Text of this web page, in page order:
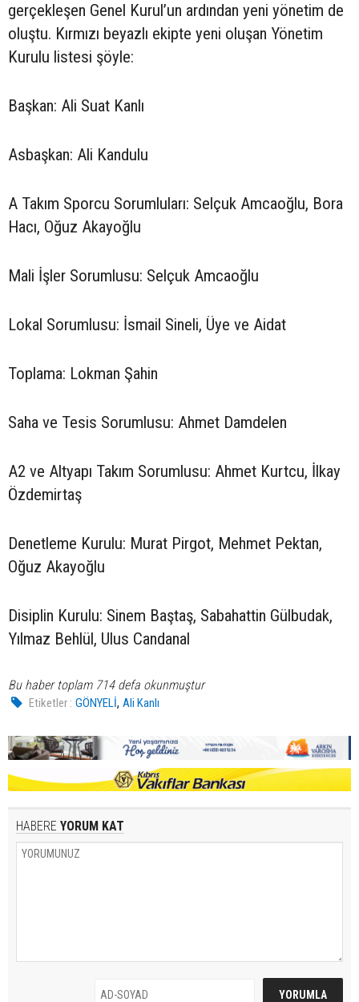
gerçekleşen Genel Kurul’un ardından yeni yönetim de
oluştu. Kırmızı beyazlı ekipte yeni oluşan Yönetim
Kurulu listesi şöyle:
Başkan: Ali Suat Kanlı
Asbaşkan: Ali Kandulu
A Takım Sporcu Sorumluları: Selçuk Amcaoğlu, Bora
Hacı, Oğuz Akayoğlu
Mali İşler Sorumlusu: Selçuk Amcaoğlu
Lokal Sorumlusu: İsmail Sineli, Üye ve Aidat
Toplama: Lokman Şahin
Saha ve Tesis Sorumlusu: Ahmet Damdelen
A2 ve Altyapı Takım Sorumlusu: Ahmet Kurtcu, İlkay
Özdemirtaş
Denetleme Kurulu: Murat Pirgot, Mehmet Pektan,
Oğuz Akayoğlu
Disiplin Kurulu: Sinem Baştaş, Sabahattin Gülbudak,
Yılmaz Behlül, Ulus Candanal
Bu haber toplam 714 defa okunmuştur
Etiketler : GÖNYELİ,Ali Kanlı
HABERE YORUM KAT